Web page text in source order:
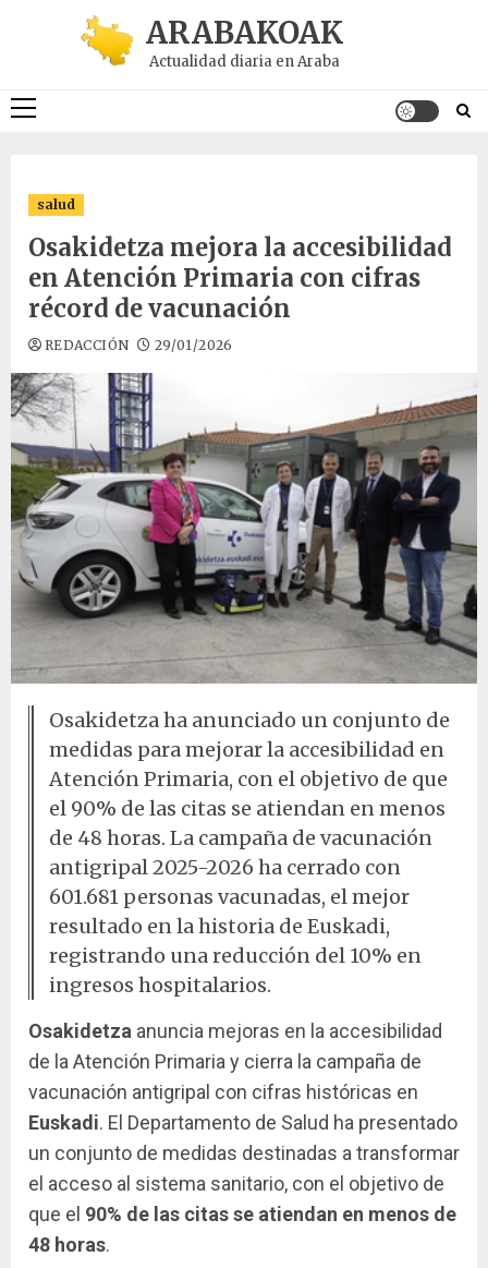
ARABAKOAK
Actualidad diaria en Araba
Menú
salud
Osakidetza mejora la accesibilidad
en Atención Primaria con cifras
récord de vacunación
REDACCIÓN 29/01/2026
Osakidetza ha anunciado un conjunto de
medidas para mejorar la accesibilidad en
Atención Primaria, con el objetivo de que
el 90% de las citas se atiendan en menos
de 48 horas. La campaña de vacunación
antigripal 2025-2026 ha cerrado con
601.681 personas vacunadas, el mejor
resultado en la historia de Euskadi,
registrando una reducción del 10% en
ingresos hospitalarios.
Osakidetza anuncia mejoras en la accesibilidad
de la Atención Primaria y cierra la campaña de
vacunación antigripal con cifras históricas en
Euskadi. El Departamento de Salud ha presentado
un conjunto de medidas destinadas a transformar
el acceso al sistema sanitario, con el objetivo de
que el 90% de las citas se atiendan en menos de
48 horas.